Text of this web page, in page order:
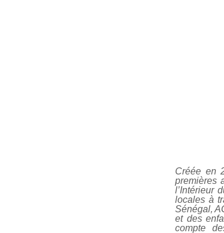
Créée en
premières
l’Intérieur
locales à
Sénégal,
et des
compte